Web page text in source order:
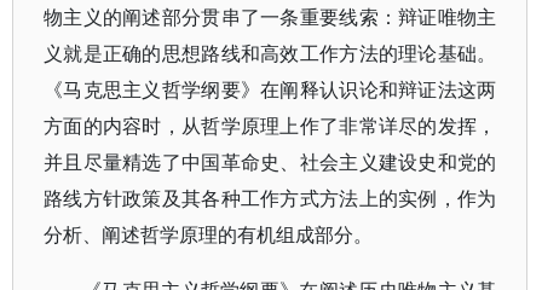
物主义的阐述部分贯串了一条重要线索：辩证唯物主
义就是正确的思想路线和高效工作方法的理论基础。
《马克思主义哲学纲要》在阐释认识论和辩证法这两
方面的内容时，从哲学原理上作了非常详尽的发挥，
并且尽量精选了中国革命史、社会主义建设史和党的
路线方针政策及其各种工作方式方法上的实例，作为
分析、阐述哲学原理的有机组成部分。